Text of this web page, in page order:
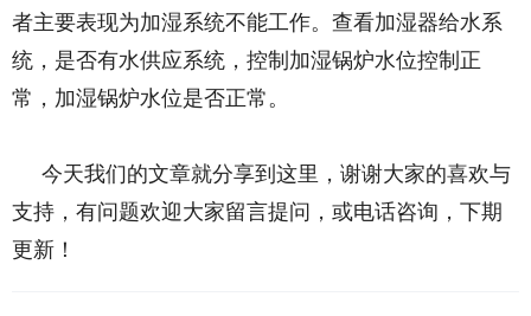
者主要表现为加湿系统不能工作。查看加湿器给水系
统，是否有水供应系统，控制加湿锅炉水位控制正
常，加湿锅炉水位是否正常。
今天我们的文章就分享到这里，谢谢大家的喜欢与
支持，有问题欢迎大家留言提问，或电话咨询，下期
更新！